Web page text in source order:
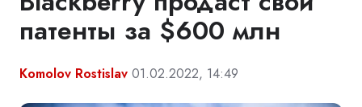
патенты за $600 млн
Komolov Rostislav 01.02.2022, 14:49